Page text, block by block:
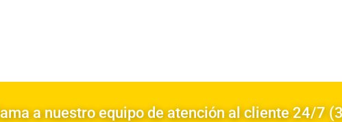
a nuestro equipo de atención al cliente 24/7